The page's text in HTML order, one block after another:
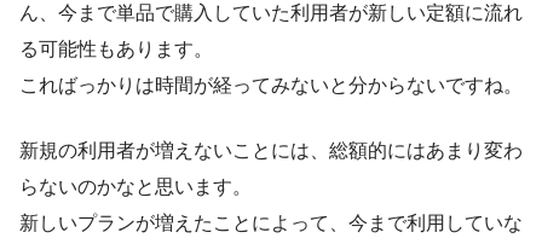
ん、今まで単品で購入していた利用者が新しい定額に流れ
る可能性もあります。
こればっかりは時間が経ってみないと分からないですね。
新規の利用者が増えないことには、総額的にはあまり変わ
らないのかなと思います。
新しいプランが増えたことによって、今まで利用していな